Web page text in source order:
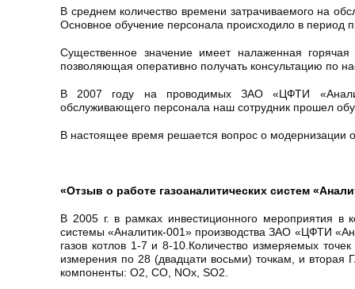
В среднем количество времени затрачиваемого на
Основное обучение персонала происходило в
Существенное значение имеет налаженная
позволяющая оперативно получать консультацию по
В 2007 году на проводимых ЗАО «ЦФТИ
обслуживающего персонала наш сотрудник прошел
В настоящее время решается вопрос о
«Отзыв о работе газоаналитических систем
В 2005 г. в рамках инвестиционного мероприятия
системы «Аналитик-001» производства ЗАО «ЦФТИ
газов котлов 1-7 и 8-10.Количество измеряемых
измерения по 28 (двадцати восьми) точкам, и
компоненты: O2, CO, NOx, SO2.